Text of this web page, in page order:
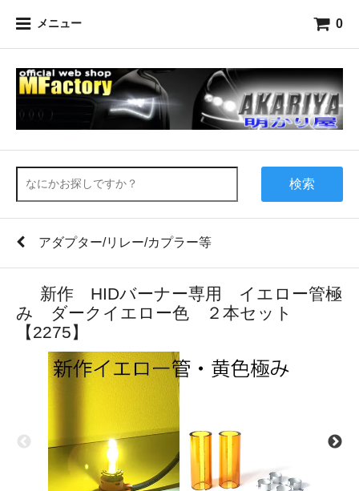
メニュー 0
検索
アダプター/リレー/カプラー等
新作 HIDバーナー専用 イエロー管極
み ダークイエロー色 ２本セット
【2275】